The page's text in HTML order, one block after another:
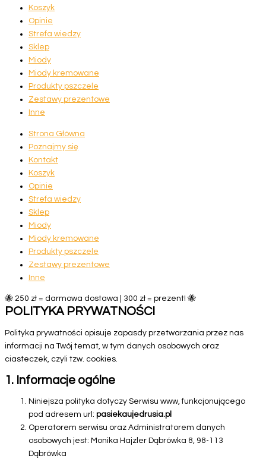
Koszyk
Opinie
Strefa wiedzy
Sklep
Miody
Miody kremowane
Produkty pszczele
Zestawy prezentowe
Inne
Strona Główna
Poznajmy się
Kontakt
Koszyk
Opinie
Strefa wiedzy
Sklep
Miody
Miody kremowane
Produkty pszczele
Zestawy prezentowe
Inne
🐝 250 zł = darmowa dostawa | 300 zł = prezent! 🐝
POLITYKA PRYWATNOŚCI
Polityka prywatności opisuje zapasdy przetwarzania przez nas
informacji na Twój temat, w tym danych osobowych oraz
ciasteczek, czyli tzw. cookies.
1. Informacje ogólne
Niniejsza polityka dotyczy Serwisu www, funkcjonującego
pod adresem url: pasiekaujedrusia.pl
Operatorem serwisu oraz Administratorem danych
osobowych jest: Monika Hajzler Dąbrówka 8, 98-113
Dąbrówka